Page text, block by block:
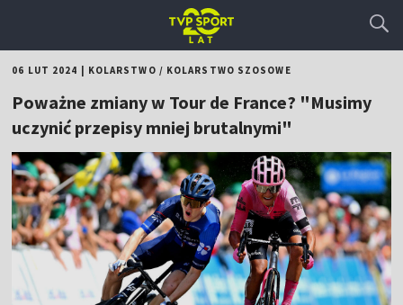
06 LUT 2024 KOLARSTWO / KOLARSTWO SZOSOWE
Poważne zmiany w Tour de France? "Musimy
uczynić przepisy mniej brutalnymi"